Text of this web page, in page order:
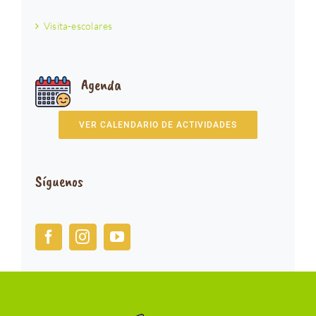
Visita-escolares
Agenda
VER CALENDARIO DE ACTIVIDADES
Síguenos